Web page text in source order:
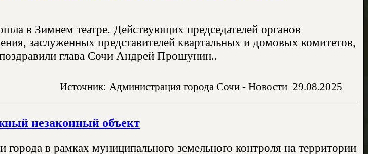
в Зимнем театре. Действующих председателей органов
заслуженных представителей квартальных и домовых комитетов,
глава Сочи Андрей Прошунин..
Источник: Администрация города Сочи - Новости 29.08.2025
незаконный объект
города в рамках муниципального земельного контроля на территории